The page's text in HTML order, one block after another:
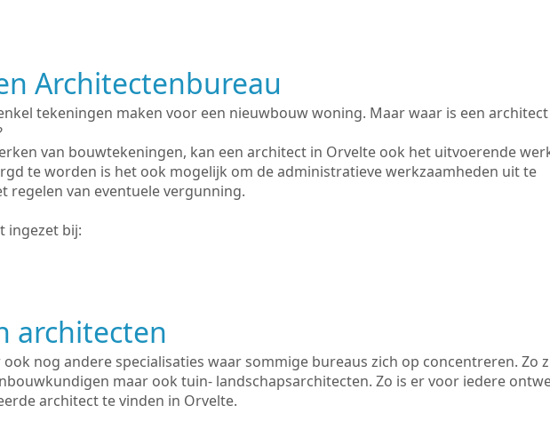
Architectenbureau
tekeningen maken voor een nieuwbouw woning. Maar waar is een architect
van bouwtekeningen, kan een architect in Orvelte ook het uitvoerende
te worden is het ook mogelijk om de administratieve werkzaamheden uit te
regelen van eventuele vergunning.
ingezet bij:
architecten
nog andere specialisaties waar sommige bureaus zich op concentreren. Zo
maar ook tuin- landschapsarchitecten. Zo is er voor iedere
architect te vinden in Orvelte.